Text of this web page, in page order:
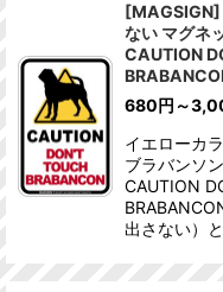
[MAGSIGN]
ない マグネ
CAUTION
680円 ～
イエローカ
ブラバンソ
CAUTION
出さない）